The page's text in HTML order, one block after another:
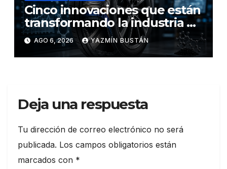
Cinco innovaciones que están
transformando la industria de
los neumáticos y redefinen el
futuro de la movilidad
AGO 6, 2026 YAZMÍN BUSTÁN
Deja una respuesta
Tu dirección de correo electrónico no será
publicada. Los campos obligatorios están
marcados con *